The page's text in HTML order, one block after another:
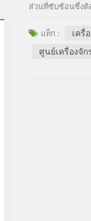
ส่วนที่ซับซ้อนซึ่งต้อ
แท็ก : เครื่
ศูนย์เครื่องจั